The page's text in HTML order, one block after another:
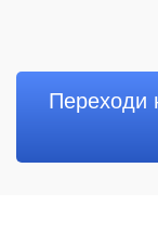
Переходи